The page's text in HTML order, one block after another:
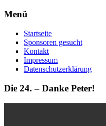
Menü
Startseite
Sponsoren gesucht
Kontakt
Impressum
Datenschutzerklärung
Die 24. – Danke Peter!